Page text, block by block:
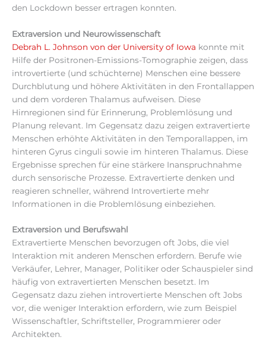
den Lockdown besser ertragen konnten.
Extraversion und Neurowissenschaft
Debrah L. Johnson von der University of Iowa konnte mit
Hilfe der Positronen-Emissions-Tomographie zeigen, dass
introvertierte (und schüchterne) Menschen eine bessere
Durchblutung und höhere Aktivitäten in den Frontallappen
und dem vorderen Thalamus aufweisen. Diese
Hirnregionen sind für Erinnerung, Problemlösung und
Planung relevant. Im Gegensatz dazu zeigen extravertierte
Menschen erhöhte Aktivitäten in den Temporallappen, im
hinteren Gyrus cinguli sowie im hinteren Thalamus. Diese
Ergebnisse sprechen für eine stärkere Inanspruchnahme
durch sensorische Prozesse. Extravertierte denken und
reagieren schneller, während Introvertierte mehr
Informationen in die Problemlösung einbeziehen.
Extraversion und Berufswahl
Extravertierte Menschen bevorzugen oft Jobs, die viel
Interaktion mit anderen Menschen erfordern. Berufe wie
Verkäufer, Lehrer, Manager, Politiker oder Schauspieler sind
häufig von extravertierten Menschen besetzt. Im
Gegensatz dazu ziehen introvertierte Menschen oft Jobs
vor, die weniger Interaktion erfordern, wie zum Beispiel
Wissenschaftler, Schriftsteller, Programmierer oder
Architekten.